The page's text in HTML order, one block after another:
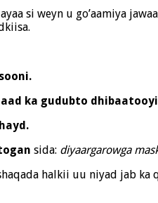
si weyn u go’aamiya
ka gudubto
sida: diyaargarowga
halkii uu niyad jab ka